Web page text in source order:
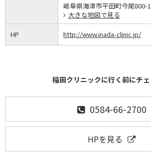
岐阜県海津市平田町今尾800-1
大きな地図で見る
HP http://www.inada-clinic.jp/
稲田クリニックに行く前にチェ
0584-66-2700
HPを見る